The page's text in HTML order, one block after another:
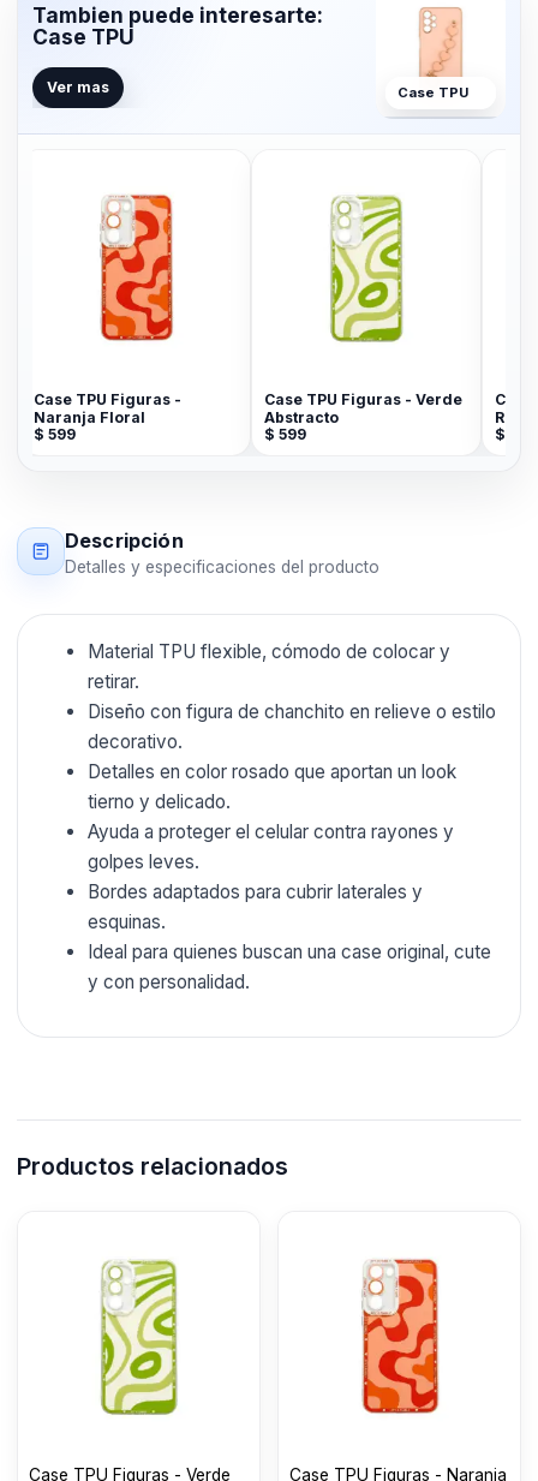
Tambien puede interesarte:
Case TPU
Ver mas Case TPU
Case TPU Figuras -
Naranja Floral
599
Case TPU Figuras - Verde
Abstracto
599
Case
Rosada
599
Descripción
Detalles y especificaciones del producto
Material TPU flexible, cómodo de colocar y
retirar.
Diseño con figura de chanchito en relieve o estilo
decorativo.
Detalles en color rosado que aportan un look
tierno y delicado.
Ayuda a proteger el celular contra rayones y
golpes leves.
Bordes adaptados para cubrir laterales y
esquinas.
Ideal para quienes buscan una case original, cute
y con personalidad.
Productos relacionados
Case TPU Figuras - Verde Case TPU Figuras - Naranja